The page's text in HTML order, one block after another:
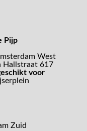
Pijp
West
Hallstraat 617
voor